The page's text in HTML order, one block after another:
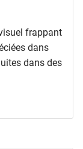
frappant
dans
dans des